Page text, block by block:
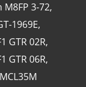
M8FP 3-72,
1969E,
GTR 02R,
GTR 06R,
(5)
(5)